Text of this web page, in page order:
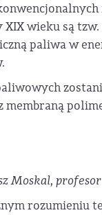
XIX wieku są
paliwa w
Moskal, profesor
rozumieniu